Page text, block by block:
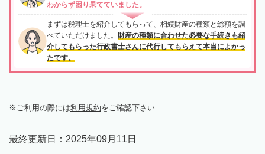
わからず困り果てていました。
まずは税理士を紹介してもらって、相続財産の種類と総額を調
べていただけました。 財産の種類に合わせた必要な手続きも紹
介してもらった行政書士さんに代行してもらえて本当によかっ
たです。
ご利用の際には利用規約をご確認下さい
最終更新日： 2025年09月11日